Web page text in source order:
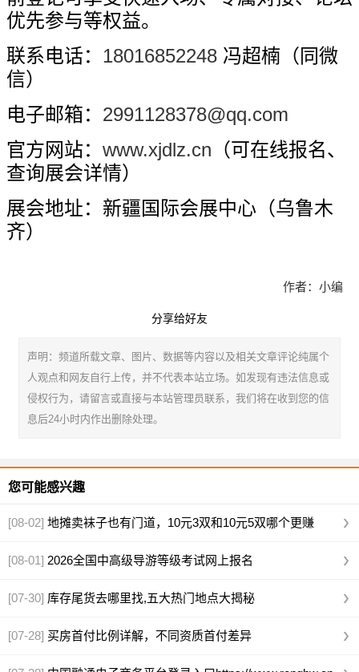
优先参与等权益。
联系电话： 18016852248 冯超楠（同微
信）
电子邮箱： 2991128378@qq.com
官方网站： www.xjdlz.cn （可在线报名、
查询展会详情）
展会地址：新疆国际会展中心（乌鲁木
齐）
作者：小编
分享给好友
声明：频道所载文章、图片、数据等内容以及相关文章评论纯属个
人观点和网友自行上传，并不代表本站立场。如发现有违法信息或
侵权行为，请留言或直接与本站管理员联系，我们将在收到您的信
息后24小时内作出删除处理。
您可能感兴趣
[08-02] 地摊卖袜子也有门道，10元3双和10元5双哪个更赚
[08-01] 2026全国中高级导游等级考试网上报名
https://mr.mct.gov.cn
[07-30] 库存尾货去哪里找,五大热门地点大揭秘
[07-28] 买房首付比例详解，不同资质首付差异